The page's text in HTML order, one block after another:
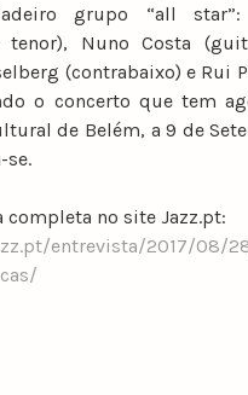
grupo “all star”:
tenor), Nuno Costa
(contrabaixo) e Rui
o concerto que tem
de Belém, a 9 de
se.
completa no site Jazz.pt:
entrevista/2017/08/